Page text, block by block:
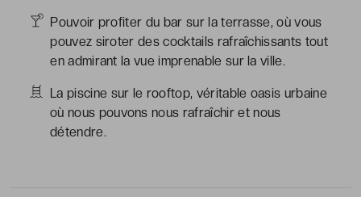
Pouvoir profiter du bar sur la terrasse, où vous
pouvez siroter des cocktails rafraîchissants tout
en admirant la vue imprenable sur la ville.
La piscine sur le rooftop, véritable oasis urbaine
où nous pouvons nous rafraîchir et nous
détendre.